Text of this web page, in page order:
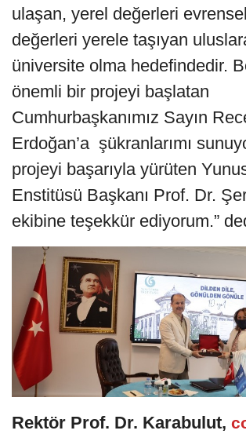
ulaşan, yerel değerleri
değerleri yerele taşıyan
üniversite olma hedefindedir.
önemli bir projeyi başlatan
Cumhurbaşkanımız Sayın
Erdoğan’a şükranlarımı
projeyi başarıyla yürüten
Enstitüsü Başkanı Prof. Dr.
ekibine teşekkür ediyorum.”
Rektör Prof. Dr. Karabulut,